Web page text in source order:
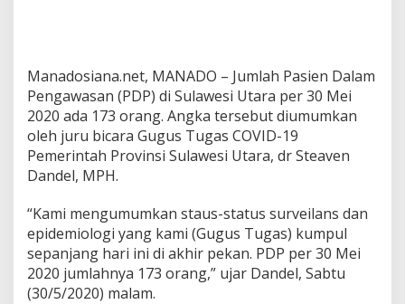
1
7
3
P
D
P
,
6
S
e
l
e
Manadosiana.net, MANADO – Jumlah Pasien Dalam
Pengawasan (PDP) di Sulawesi Utara per 30 Mei
2020 ada 173 orang. Angka tersebut diumumkan
oleh juru bicara Gugus Tugas COVID-19
Pemerintah Provinsi Sulawesi Utara, dr Steaven
Dandel, MPH.
“Kami mengumumkan staus-status surveilans dan
epidemiologi yang kami (Gugus Tugas) kumpul
sepanjang hari ini di akhir pekan. PDP per 30 Mei
2020 jumlahnya 173 orang,” ujar Dandel, Sabtu
(30/5/2020) malam.